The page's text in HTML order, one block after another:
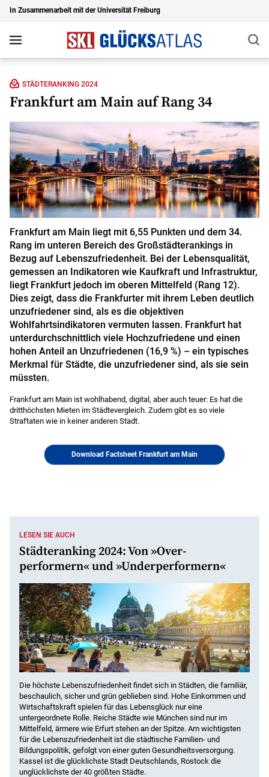
In Zusammenarbeit mit der Universität Freiburg
Navigation
STÄDTERANKING 2024
Frankfurt am Main auf Rang 34
Frankfurt am Main liegt mit 6,55 Punkten und dem 34.
Rang im unteren Bereich des Großstädterankings in
Bezug auf Lebenszufriedenheit. Bei der Lebensqualität,
gemessen an Indikatoren wie Kaufkraft und Infrastruktur,
liegt Frankfurt jedoch im oberen Mittelfeld (Rang 12).
Dies zeigt, dass die Frankfurter mit ihrem Leben deutlich
unzufriedener sind, als es die objektiven
Wohlfahrtsindikatoren vermuten lassen. Frankfurt hat
unterdurchschnittlich viele Hochzufriedene und einen
hohen Anteil an Unzufriedenen (16,9 %) – ein typisches
Merkmal für Städte, die unzufriedener sind, als sie sein
müssten.
Frankfurt am Main ist wohlhabend, digital, aber auch teuer: Es hat die
dritthöchsten Mieten im Städtevergleich. Zudem gibt es so viele
Straftaten wie in keiner anderen Stadt.
Download Factsheet Frankfurt am Main
LESEN SIE AUCH
Städteranking 2024: Von »Over­
performern« und »Under­performern«
Die höchste Lebenszufriedenheit findet sich in Städten, die familiär,
beschaulich, sicher und grün geblieben sind. Hohe Einkommen und
Wirtschaftskraft spielen für das Lebensglück nur eine
untergeordnete Rolle. Reiche Städte wie München sind nur im
Mittelfeld, ärmere wie Erfurt stehen an der Spitze. Am wichtigsten
für die Lebenszufriedenheit ist die städtische Familien- und
Bildungspolitik, gefolgt von einer guten Gesundheitsversorgung.
Kassel ist die glücklichste Stadt Deutschlands, Rostock die
unglücklichste der 40 größten Städte.